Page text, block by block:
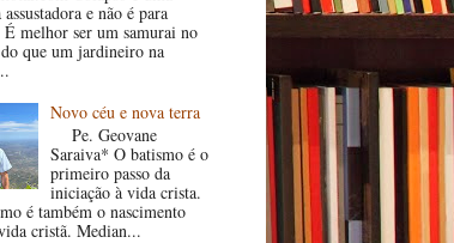
e não é para
É melhor ser um samurai no
que um jardineiro na
Novo céu e nova terra
Pe. Geovane
Saraiva* O batismo é o
primeiro passo da
iniciação à vida crista.
é também o nascimento
cristã. Median...